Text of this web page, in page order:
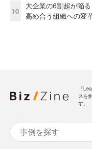
10
大企業の6割超が陥
高め合う組織への変
「
スを
す。